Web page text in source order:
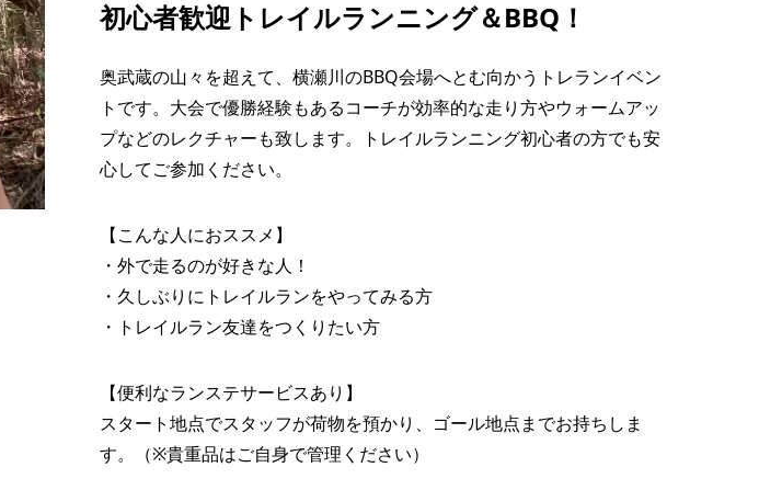
［プレビュー］日本百名山
大菩薩嶺のコースや見どころ
をご紹介！
2021.08.05
［NEWS］6月後半のイベン
ト情報
2021.06.14
初心者歓迎トレイルランニング＆BBQ！
奥武蔵の山々を超えて、横瀬川のBBQ会場へとむ向かうトレランイベン
トです。大会で優勝経験もあるコーチが効率的な走り方やウォームアッ
プなどのレクチャーも致します。トレイルランニング初心者の方でも安
心してご参加ください。
【こんな人におススメ】
・外で走るのが好きな人！
・久しぶりにトレイルランをやってみる方
・トレイルラン友達をつくりたい方
【便利なランステサービスあり】
スタート地点でスタッフが荷物を預かり、ゴール地点までお持ちしま
す。（※貴重品はご自身で管理ください）